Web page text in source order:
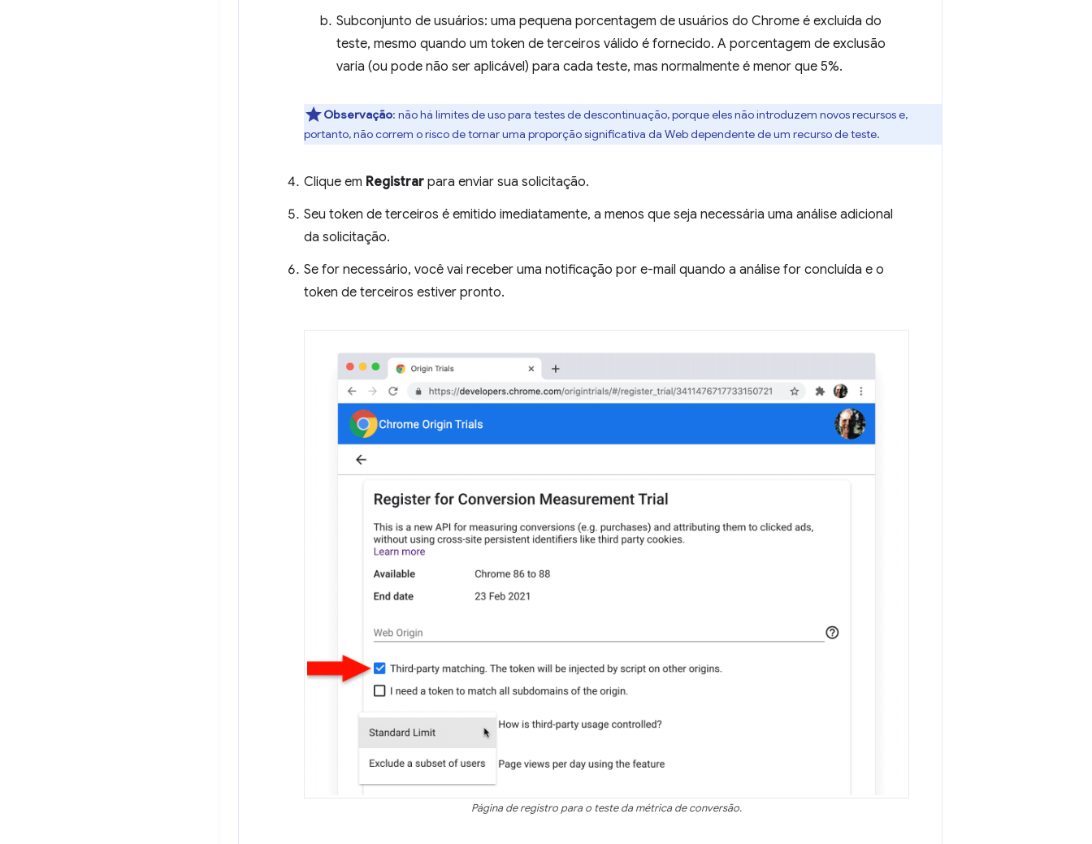
Subconjunto de usuários: uma pequena porcentagem de usuários do Chrome é excluída do
teste, mesmo quando um token de terceiros válido é fornecido. A porcentagem de exclusão
varia (ou pode não ser aplicável) para cada teste, mas normalmente é menor que 5%.
Observação: não há limites de uso para testes de descontinuação, porque eles não introduzem novos recursos e,
portanto, não correm o risco de tornar uma proporção significativa da Web dependente de um recurso de teste.
Clique em Registrar para enviar sua solicitação.
Seu token de terceiros é emitido imediatamente, a menos que seja necessária uma análise adicional
da solicitação.
Se for necessário, você vai receber uma notificação por e-mail quando a análise for concluída e o
token de terceiros estiver pronto.
Página de registro para o teste da métrica de conversão.